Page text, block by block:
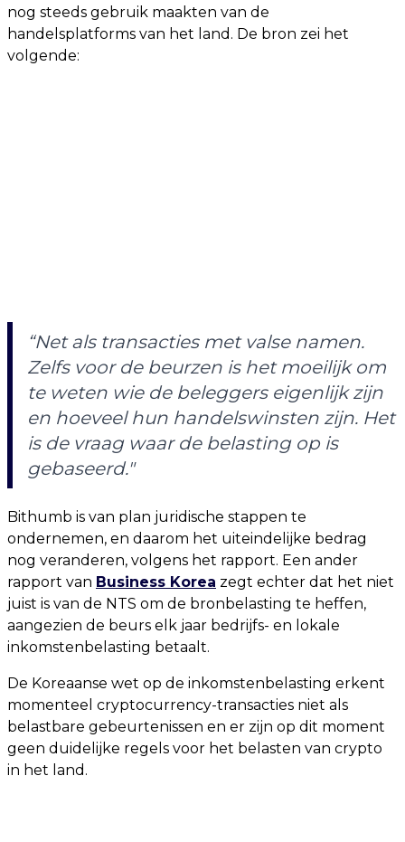
nog steeds gebruik maakten van de
handelsplatforms van het land. De bron zei het
volgende:
“Net als transacties met valse namen.
Zelfs voor de beurzen is het moeilijk om
te weten wie de beleggers eigenlijk zijn
en hoeveel hun handelswinsten zijn. Het
is de vraag waar de belasting op is
gebaseerd."
Bithumb is van plan juridische stappen te
ondernemen, en daarom het uiteindelijke bedrag
nog veranderen, volgens het rapport. Een ander
rapport van Business Korea zegt echter dat het niet
juist is van de NTS om de bronbelasting te heffen,
aangezien de beurs elk jaar bedrijfs- en lokale
inkomstenbelasting betaalt.
De Koreaanse wet op de inkomstenbelasting erkent
momenteel cryptocurrency-transacties niet als
belastbare gebeurtenissen en er zijn op dit moment
geen duidelijke regels voor het belasten van crypto
in het land.